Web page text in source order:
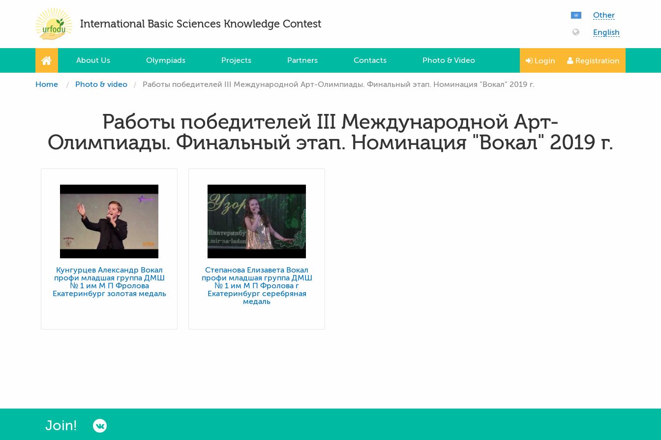
International Basic Sciences Knowledge Contest
Other
English
About Us Olympiads Projects Partners Contacts Photo & Video Login Registration
Home Photo & video Работы победителей III Международной Арт-Олимпиады. Финальный этап. Номинация "Вокал" 2019 г.
Работы победителей III Международной Арт-
Олимпиады. Финальный этап. Номинация "Вокал" 2019 г.
Кунгурцев Александр Вокал
профи младшая группа ДМШ
№ 1 им М П Фролова
Екатеринбург золотая медаль
Степанова Елизавета Вокал
профи младшая группа ДМШ
№ 1 им М П Фролова г
Екатеринбург серебряная
медаль
Join!